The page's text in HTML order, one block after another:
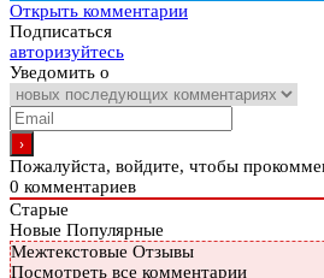
Открыть комментарии
Подписаться
авторизуйтесь
Уведомить о
Пожалуйста, войдите, чтобы
0 комментариев
Старые
Новые Популярные
Межтекстовые Отзывы
Посмотреть все комментарии